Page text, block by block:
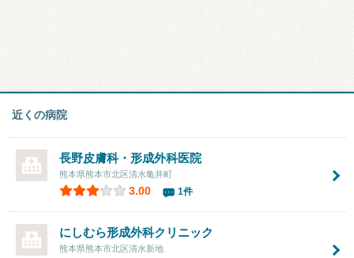
近くの病院
長野皮膚科・形成外科医院
熊本県熊本市北区清水亀井町
3.00 1件
にしむら形成外科クリニック
熊本県熊本市北区清水新地